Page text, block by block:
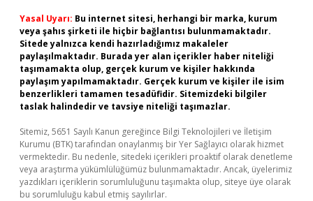
Yasal Uyarı: Bu internet sitesi, herhangi bir marka, kurum
veya şahıs şirketi ile hiçbir bağlantısı bulunmamaktadır.
Sitede yalnızca kendi hazırladığımız makaleler
paylaşılmaktadır. Burada yer alan içerikler haber niteliği
taşımamakta olup, gerçek kurum ve kişiler hakkında
paylaşım yapılmamaktadır. Gerçek kurum ve kişiler ile isim
benzerlikleri tamamen tesadüfidir. Sitemizdeki bilgiler
taslak halindedir ve tavsiye niteliği taşımazlar.
Sitemiz, 5651 Sayılı Kanun gereğince Bilgi Teknolojileri ve İletişim
Kurumu (BTK) tarafından onaylanmış bir Yer Sağlayıcı olarak hizmet
vermektedir. Bu nedenle, sitedeki içerikleri proaktif olarak denetleme
veya araştırma yükümlülüğümüz bulunmamaktadır. Ancak, üyelerimiz
yazdıkları içeriklerin sorumluluğunu taşımakta olup, siteye üye olarak
bu sorumluluğu kabul etmiş sayılırlar.